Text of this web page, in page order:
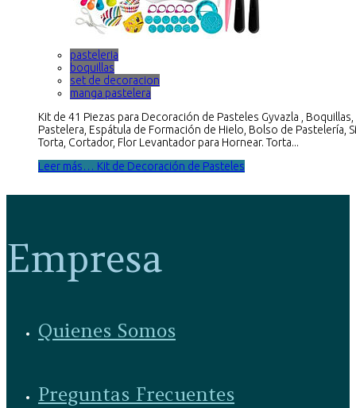
pasteleria
boquillas
set de decoracion
manga pastelera
Kit de 41 Piezas para Decoración de Pasteles Gyvazla ,
Pastelera, Espátula de Formación de Hielo, Bolso de Pastelería,
Torta, Cortador, Flor Levantador para Hornear. Torta...
Leer más… Kit de Decoración de Pasteles
Empresa
Quienes Somos
Preguntas Frecuentes